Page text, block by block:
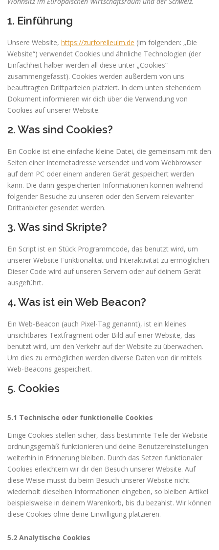
1. Einführung
Unsere Website, https://zurforelleulm.de (im folgenden: „Die
Website“) verwendet Cookies und ähnliche Technologien (der
Einfachheit halber werden all diese unter „Cookies“
zusammengefasst). Cookies werden außerdem von uns
beauftragten Drittparteien platziert. In dem unten stehendem
Dokument informieren wir dich über die Verwendung von
Cookies auf unserer Website.
2. Was sind Cookies?
Ein Cookie ist eine einfache kleine Datei, die gemeinsam mit den
Seiten einer Internetadresse versendet und vom Webbrowser
auf dem PC oder einem anderen Gerät gespeichert werden
kann. Die darin gespeicherten Informationen können während
folgender Besuche zu unseren oder den Servern relevanter
Drittanbieter gesendet werden.
3. Was sind Skripte?
Ein Script ist ein Stück Programmcode, das benutzt wird, um
unserer Website Funktionalität und Interaktivität zu ermöglichen.
Dieser Code wird auf unseren Servern oder auf deinem Gerät
ausgeführt.
4. Was ist ein Web Beacon?
Ein Web-Beacon (auch Pixel-Tag genannt), ist ein kleines
unsichtbares Textfragment oder Bild auf einer Website, das
benutzt wird, um den Verkehr auf der Website zu überwachen.
Um dies zu ermöglichen werden diverse Daten von dir mittels
Web-Beacons gespeichert.
5. Cookies
5.1 Technische oder funktionelle Cookies
Einige Cookies stellen sicher, dass bestimmte Teile der Website
ordnungsgemäß funktionieren und deine Benutzereinstellungen
weiterhin in Erinnerung bleiben. Durch das Setzen funktionaler
Cookies erleichtern wir dir den Besuch unserer Website. Auf
diese Weise musst du beim Besuch unserer Website nicht
wiederholt dieselben Informationen eingeben, so bleiben Artikel
beispielsweise in deinem Warenkorb, bis du bezahlst. Wir können
diese Cookies ohne deine Einwilligung platzieren.
5.2 Analytische Cookies